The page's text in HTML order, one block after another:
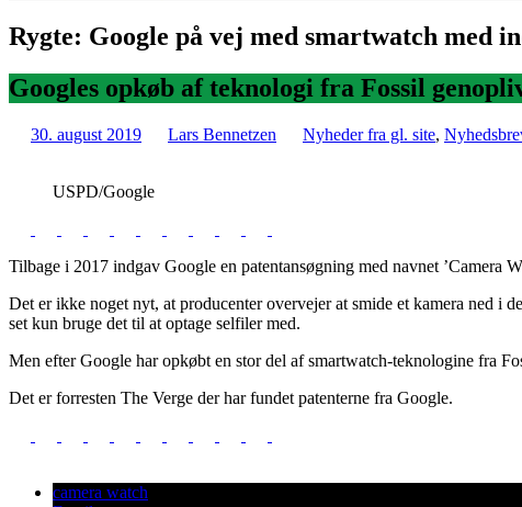
Rygte: Google på vej med smartwatch med
Googles opkøb af teknologi fra Fossil
30. august 2019 Lars Bennetzen Nyheder fra gl. site,
USPD/Google
Tilbage i 2017 indgav Google en patentansøgning med navnet ’Camera
Det er ikke noget nyt, at producenter overvejer at smide et kamera ned i
set kun bruge det til at optage selfiler med.
Men efter Google har opkøbt en stor del af smartwatch-teknologine fra
Det er forresten The Verge der har fundet patenterne fra Google.
camera watch